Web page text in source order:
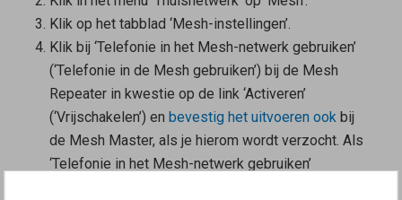
Klik op het tabblad ‘Mesh-instellingen’.
Klik bij ‘Telefonie in het Mesh-netwerk gebruiken’
(‘Telefonie in de Mesh gebruiken’) bij de Mesh
Repeaterin kwestie op de link ‘Activeren’
(‘Vrijschakelen’) en bevestig het uitvoeren ookbij
de Mesh Master, als je hierom wordt verzocht. Als
‘Telefonie in het Mesh-netwerk gebruiken’